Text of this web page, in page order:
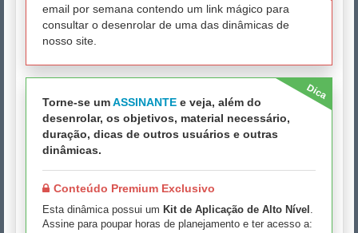
email por semana contendo um link mágico para
consultar o desenrolar de uma das dinâmicas de
nosso site.
Dica
Torne-se umASSINANTE e veja, além do
desenrolar, os objetivos, material necessário,
duração, dicas de outros usuários e outras
dinâmicas.
Conteúdo Premium Exclusivo
Esta dinâmica possui um Kit de Aplicação de Alto Nível .
Assine para poupar horas de planejamento e ter acesso a: